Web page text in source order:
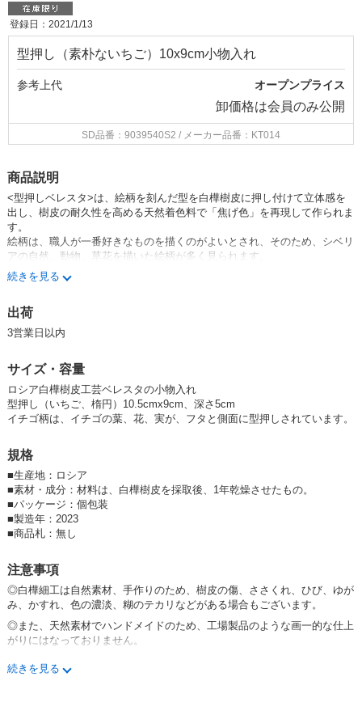
登録日：2021/1/13
型押し（素朴ないちご）10x9cm小物入れ
参考上代 オープンプライス
卸価格は会員のみ公開
SD品番：9039540S2 / メーカー品番：KT014
商品説明
<型押しベレスタ>は、絵柄を刻んだ型を白樺樹皮に押し付けて立体感を
出し、樹皮の耐久性を高める天然着色料で「焦げ色」を再現して作られま
す。
絵柄は、職人が一番好きなものを描くのがよいとされ、そのため、シベリ
アの自然、動物、草花を描いた絵柄が多く見られます。
ピルケース、文具小物、ボタンやビーズ入れ、裁縫小物入れなど、いろい
ろな場面で使えます。
います。
続きを見る
出荷
3営業日以内
サイズ・容量
ロシア白樺樹皮工芸ベレスタの小物入れ
型押し（いちご、楕円）10.5cmx9cm、深さ5cm
イチゴ柄は、イチゴの葉、花、実が、フタと側面に型押しされています。
規格
■生産地：ロシア
■素材・成分：材料は、白樺樹皮を採取後、1年乾燥させたもの。
■パッケージ：個包装
■製造年：2023
■商品札：無し
注意事項
◎白樺細工は自然素材、手作りのため、樹皮の傷、ささくれ、ひび、ゆが
み、かすれ、色の濃淡、糊のテカリなどがある場合もございます。
◎また、天然素材でハンドメイドのため、工場製品のような画一的な仕上
がりにはなっておりません。
◎なにとぞ、白樺細工の個性をご理解の上、お取引いただきたく、よろし
くおねがいいたします。
続きを見る